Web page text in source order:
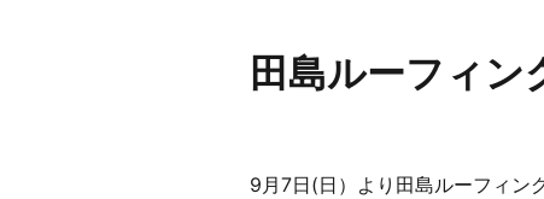
田島ルーフィン
9月7日(日）より田島ルーフィ